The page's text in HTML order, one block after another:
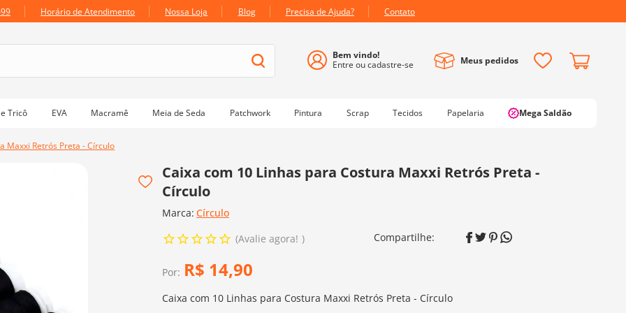
Horário de Atendimento Nossa Loja Blog Precisa de Ajuda? Contato
Meus pedidos
Tricô EVA Macramê Meia de Seda Patchwork Pintura Scrap Tecidos Papelaria Mega Saldão
Maxxi Retrós Preta - Círculo
Caixa com 10 Linhas para Costura Maxxi Retrós Preta -
Círculo
Marca: Círculo
Avalie agora!
Por: R$ 14,90
Caixa com 10 Linhas para Costura Maxxi Retrós Preta - Círculo